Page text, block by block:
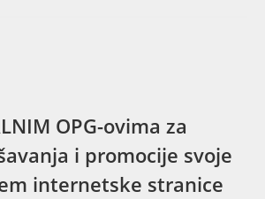
OPG-ovima za
i promocije svoje
internetske stranice